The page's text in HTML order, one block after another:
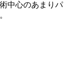
中心のあまりパ